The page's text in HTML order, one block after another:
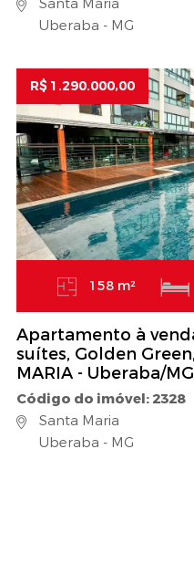
Santa Maria
Uberaba - MG
R$ 1.290.000,00
158 m²
Apartamento à
suítes, Golden
MARIA - Uberaba/MG
Código do imóvel: 2328
Santa Maria
Uberaba - MG